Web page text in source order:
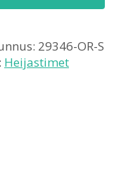
29346-OR-S
Heijastimet